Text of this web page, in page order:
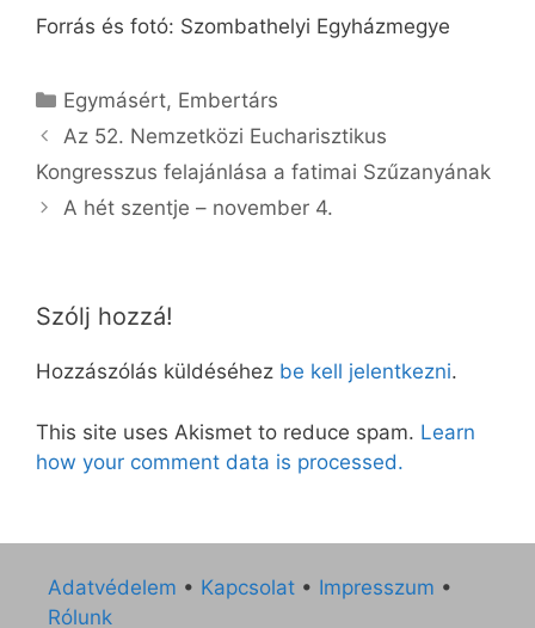
Forrás és fotó: Szombathelyi Egyházmegye
Kategória
Egymásért, Embertárs
Az 52. Nemzetközi Eucharisztikus
Kongresszus felajánlása a fatimai Szűzanyának
A hét szentje – november 4.
Szólj hozzá!
Hozzászólás küldéséhez be kell jelentkezni.
This site uses Akismet to reduce spam. Learn
how your comment data is processed.
Adatvédelem • Kapcsolat • Impresszum •
Rólunk